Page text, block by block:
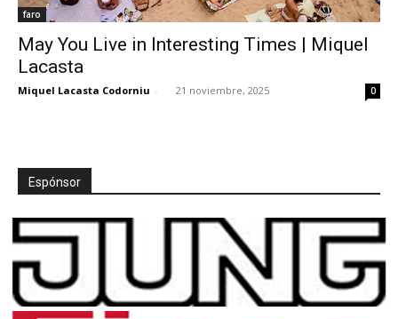
faro
May You Live in Interesting Times | Miquel
Lacasta
Miquel Lacasta Codorniu - 21 noviembre, 2025 0
Espónsor